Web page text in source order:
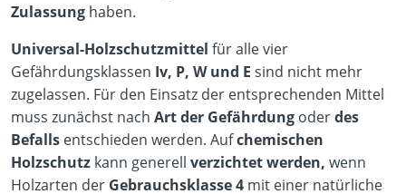
Zulassung haben.
Universal-Holzschutzmittel für alle vier
Gefährdungsklassen Iv, P, W und E sind nicht mehr
zugelassen. Für den Einsatz der entsprechenden Mittel
muss zunächst nach Art der Gefährdung oderdes
Befalls entschieden werden. Aufchemischen
Holzschutz kann generell verzichtet werden, wenn
Holzarten der Gebrauchsklasse 4 mit einer natürliche